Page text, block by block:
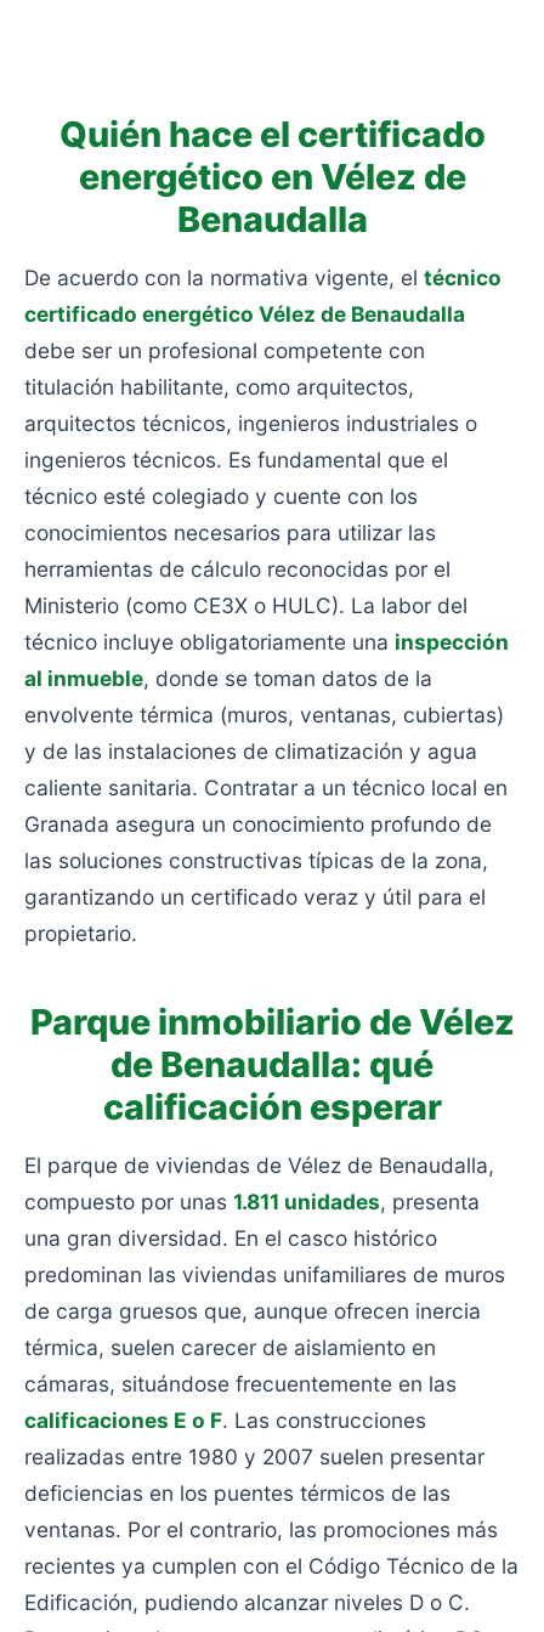
Quién hace el certificado
energético en Vélez de
Benaudalla
De acuerdo con la normativa vigente, el técnico
certificado energético Vélez de Benaudalla
debe ser un profesional competente con
titulación habilitante, como arquitectos,
arquitectos técnicos, ingenieros industriales o
ingenieros técnicos. Es fundamental que el
técnico esté colegiado y cuente con los
conocimientos necesarios para utilizar las
herramientas de cálculo reconocidas por el
Ministerio (como CE3X o HULC). La labor del
técnico incluye obligatoriamente una inspección
al inmueble, donde se toman datos de la
envolvente térmica (muros, ventanas, cubiertas)
y de las instalaciones de climatización y agua
caliente sanitaria. Contratar a un técnico local en
Granada asegura un conocimiento profundo de
las soluciones constructivas típicas de la zona,
garantizando un certificado veraz y útil para el
propietario.
Parque inmobiliario de Vélez
de Benaudalla: qué
calificación esperar
El parque de viviendas de Vélez de Benaudalla,
compuesto por unas 1.811 unidades, presenta
una gran diversidad. En el casco histórico
predominan las viviendas unifamiliares de muros
de carga gruesos que, aunque ofrecen inercia
térmica, suelen carecer de aislamiento en
cámaras, situándose frecuentemente en las
calificaciones E o F. Las construcciones
realizadas entre 1980 y 2007 suelen presentar
deficiencias en los puentes térmicos de las
ventanas. Por el contrario, las promociones más
recientes ya cumplen con el Código Técnico de la
Edificación, pudiendo alcanzar niveles D o C.